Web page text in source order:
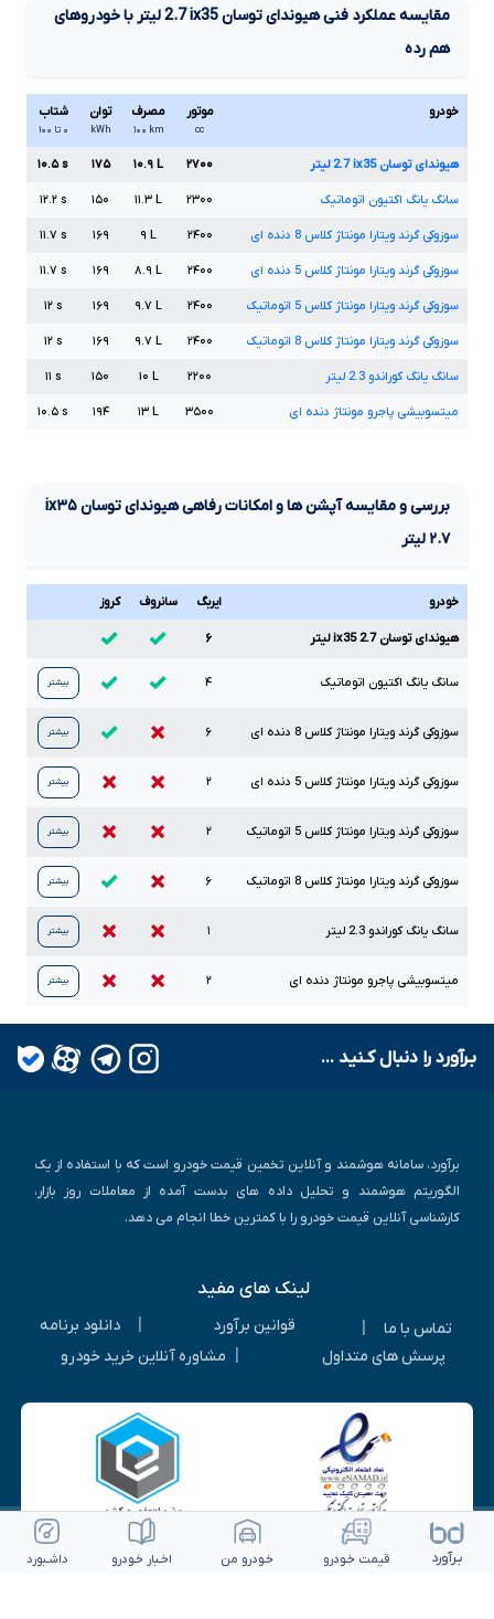
مقایسه عملکرد فنیهیوندای توسانix35
2.7لیتر با خودروهای
هم رده
خودرو موتور
cc
مصرف
km ۱۰۰
توان
kWh
شتاب
۰ تا ۱۰۰
هیوندای توسانix35
2.7لیتر ۲۷۰۰ L ۱۰.۹ ۱۷۵ s ۱۰.۵
سانگ یانگ اکتیون اتوماتیک ۲۳۰۰ L ۱۱.۳ ۱۵۰ s ۱۲.۲
سوزوکی گرند ویتارا مونتاژ کلاس 8 دنده ای ۲۴۰۰ L ۹ ۱۶۹ s ۱۱.۷
سوزوکی گرند ویتارا مونتاژ کلاس 5 دنده ای ۲۴۰۰ L ۸.۹ ۱۶۹ s ۱۱.۷
سوزوکی گرند ویتارا مونتاژ کلاس 5 اتوماتیک ۲۴۰۰ L ۹.۷ ۱۶۹ s ۱۲
سوزوکی گرند ویتارا مونتاژ کلاس 8 اتوماتیک ۲۴۰۰ L ۹.۷ ۱۶۹ s ۱۲
سانگ یانگ کوراندو 2.3 لیتر ۲۲۰۰ L ۱۰ ۱۵۰ s ۱۱
میتسوبیشی پاجرو مونتاژ دنده ای ۳۵۰۰ L ۱۳ ۱۹۴ s ۱۰.۵
بررسی و مقایسه آپشن ها و امکانات رفاهی هیوندای توسانix۳۵
۲.۷ لیتر
خودرو ایربگ سانروف کروز
هیوندای توسان ix35 2.7 لیتر ۶
سانگ یانگ اکتیون اتوماتیک ۴ بیشتر
سوزوکی گرند ویتارا مونتاژ کلاس 8 دنده ای ۶ بیشتر
سوزوکی گرند ویتارا مونتاژ کلاس 5 دنده ای ۲ بیشتر
سوزوکی گرند ویتارا مونتاژ کلاس 5 اتوماتیک ۲ بیشتر
سوزوکی گرند ویتارا مونتاژ کلاس 8 اتوماتیک ۶ بیشتر
سانگ یانگ کوراندو 2.3 لیتر ۱ بیشتر
میتسوبیشی پاجرو مونتاژ دنده ای ۲ بیشتر
بـرآورد را دنبال کـنید ...
برآورد، سامانه هوشمند و آنلاین تخمین قیمت خودرو است که با استفاده از یک
الگوریتم هوشمند و تحلیل داده های بدست آمده از معاملات روز بازار،
کارشناسی آنلاین قیمت خودرو را با کمترین خطا انجام می دهد.
لینک های مفید
تماس با ما قوانین برآورد
دانلود برنامه
پرسش های متداول
مشاوره آنلاین خرید خودرو
بـرآورد قیمت خـودرو خـودرو من اخـبار خـودرو داشـبورد